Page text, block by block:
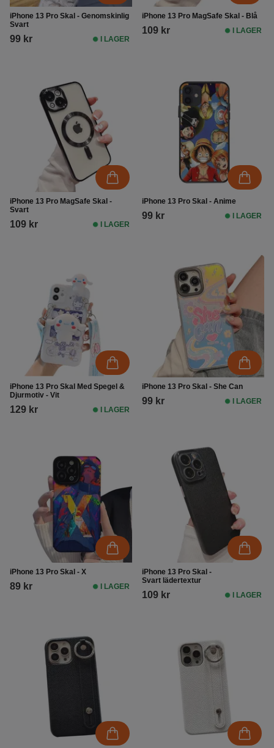
iPhone 13 Pro Skal - Genomskinlig
Svart
99 kr I LAGER
iPhone 13 Pro MagSafe Skal - Blå
109 kr I LAGER
iPhone 13 Pro MagSafe Skal -
Svart
109 kr I LAGER
iPhone 13 Pro Skal - Anime
99 kr I LAGER
iPhone 13 Pro Skal Med Spegel &
Djurmotiv - Vit
129 kr I LAGER
iPhone 13 Pro Skal - She Can
99 kr I LAGER
iPhone 13 Pro Skal - X
89 kr I LAGER
iPhone 13 Pro Skal -
Svart lädertextur
109 kr I LAGER